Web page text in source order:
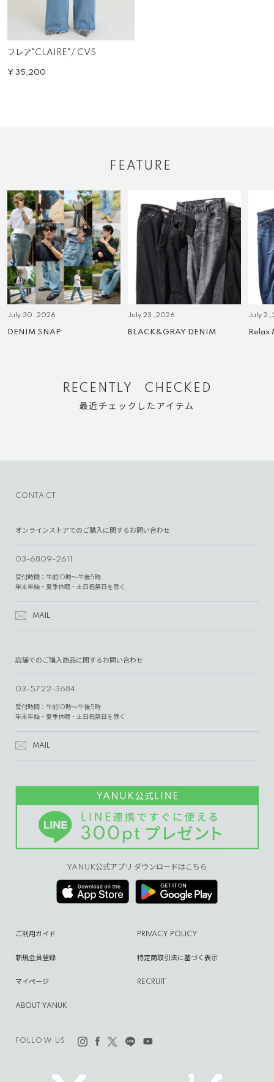
フレア"CLAIRE"/ CVS
¥ 35,200
FEATURE
July 30 ,2026
DENIM SNAP
July 23 ,2026
BLACK&GRAY DENIM
July 2
Relax
RECENTLY CHECKED
最近チェックしたアイテム
CONTACT
オンラインストアでのご購入に関するお問い合わせ
03-6809-2611
受付時間：午前10時～午後5時
年末年始・夏季休暇・土日祝祭日を除く
MAIL
店舗でのご購入商品に関するお問い合わせ
03-5722-3684
受付時間：午前10時～午後5時
年末年始・夏季休暇・土日祝祭日を除く
MAIL
YANUK公式アプリ ダウンロードはこちら
FOLLOW US
ご利用ガイド PRIVACY POLICY
新規会員登録 特定商取引法に基づく表示
マイページ RECRUIT
ABOUT YANUK